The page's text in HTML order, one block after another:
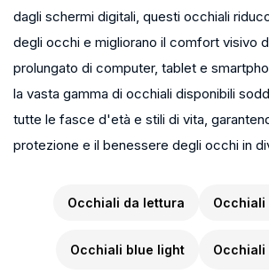
dagli schermi digitali, questi occhiali
degli occhi e migliorano il comfort visivo
prolungato di computer, tablet e
la vasta gamma di occhiali disponibili
tutte le fasce d'età e stili di vita,
protezione e il benessere degli occhi in
Occhiali da lettura Occhiali
Occhiali blue light